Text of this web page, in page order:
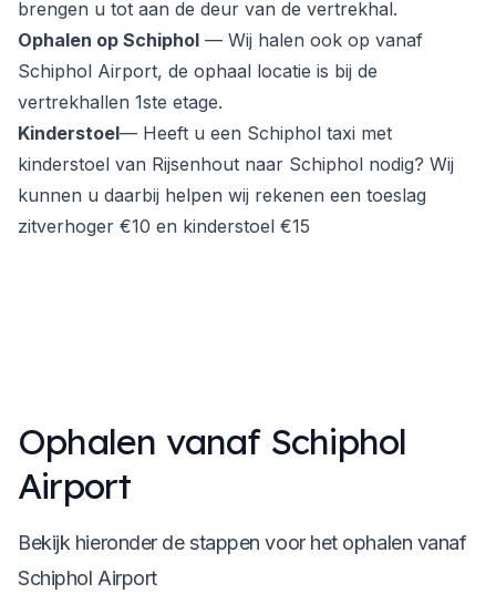
brengen u tot aan de deur van de vertrekhal.
Ophalen op Schiphol — Wij halen ook op vanaf
Schiphol Airport, de ophaal locatie is bij de
vertrekhallen 1ste etage.
Kinderstoel— Heeft u een Schiphol taxi met
kinderstoel van Rijsenhout naar Schiphol nodig? Wij
kunnen u daarbij helpen wij rekenen een toeslag
zitverhoger €10 en kinderstoel €15
Ophalen vanaf Schiphol
Airport
Bekijk hieronder de stappen voor het ophalen vanaf
Schiphol Airport